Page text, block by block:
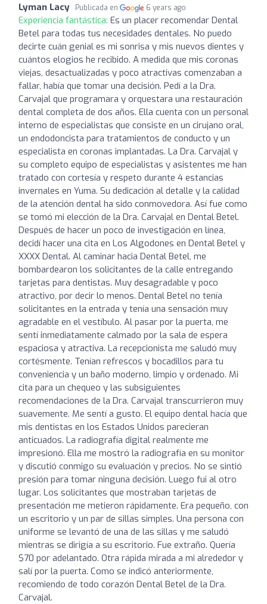
Lyman Lacy Publicada en 6 years ago
Experiencia fantástica: Es un placer recomendar Dental
Betel para todas tus necesidades dentales. No puedo
decirte cuán genial es mi sonrisa y mis nuevos dientes y
cuántos elogios he recibido. A medida que mis coronas
viejas, desactualizadas y poco atractivas comenzaban a
fallar, había que tomar una decisión. Pedí a la Dra.
Carvajal que programara y orquestara una restauración
dental completa de dos años. Ella cuenta con un personal
interno de especialistas que consiste en un cirujano oral,
un endodoncista para tratamientos de conducto y un
especialista en coronas implantadas. La Dra. Carvajal y
su completo equipo de especialistas y asistentes me han
tratado con cortesía y respeto durante 4 estancias
invernales en Yuma. Su dedicación al detalle y la calidad
de la atención dental ha sido conmovedora. Así fue como
se tomó mi elección de la Dra. Carvajal en Dental Betel.
Después de hacer un poco de investigación en línea,
decidí hacer una cita en Los Algodones en Dental Betel y
XXXX Dental. Al caminar hacia Dental Betel, me
bombardearon los solicitantes de la calle entregando
tarjetas para dentistas. Muy desagradable y poco
atractivo, por decir lo menos. Dental Betel no tenía
solicitantes en la entrada y tenía una sensación muy
agradable en el vestíbulo. Al pasar por la puerta, me
sentí inmediatamente calmado por la sala de espera
espaciosa y atractiva. La recepcionista me saludó muy
cortésmente. Tenían refrescos y bocadillos para tu
conveniencia y un baño moderno, limpio y ordenado. Mi
cita para un chequeo y las subsiguientes
recomendaciones de la Dra. Carvajal transcurrieron muy
suavemente. Me sentí a gusto. El equipo dental hacía que
mis dentistas en los Estados Unidos parecieran
anticuados. La radiografía digital realmente me
impresionó. Ella me mostró la radiografía en su monitor
y discutió conmigo su evaluación y precios. No se sintió
presión para tomar ninguna decisión. Luego fui al otro
lugar. Los solicitantes que mostraban tarjetas de
presentación me metieron rápidamente. Era pequeño, con
un escritorio y un par de sillas simples. Una persona con
uniforme se levantó de una de las sillas y me saludó
mientras se dirigía a su escritorio. Fue extraño. Quería
$70 por adelantado. Otra rápida mirada a mi alrededor y
salí por la puerta. Como se indicó anteriormente,
recomiendo de todo corazón Dental Betel de la Dra.
Carvajal.